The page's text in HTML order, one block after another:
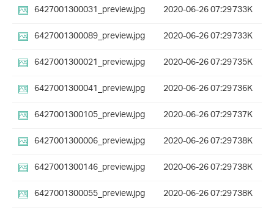
6427001300031_preview.jpg
2020-06-26 07:29733K
6427001300089_preview.jpg
2020-06-26 07:29733K
6427001300021_preview.jpg
2020-06-26 07:29735K
6427001300041_preview.jpg
2020-06-26 07:29736K
6427001300105_preview.jpg
2020-06-26 07:29737K
6427001300006_preview.jpg
2020-06-26 07:29738K
6427001300146_preview.jpg
2020-06-26 07:29738K
6427001300055_preview.jpg
2020-06-26 07:29738K